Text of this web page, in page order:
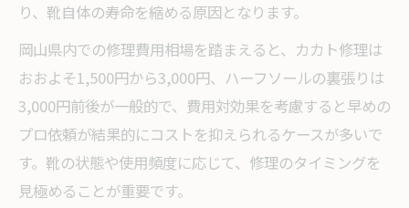
り、靴自体の寿命を縮める原因となります。
岡山県内での修理費用相場を踏まえると、カカト修理は
おおよそ1,500円から3,000円、ハーフソールの裏張りは
3,000円前後が一般的で、費用対効果を考慮すると早めの
プロ依頼が結果的にコストを抑えられるケースが多いで
す。靴の状態や使用頻度に応じて、修理のタイミングを
見極めることが重要です。